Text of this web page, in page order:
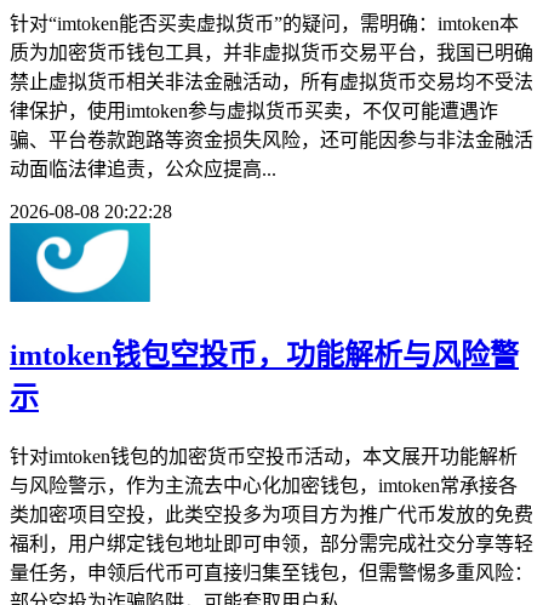
针对“imtoken能否买卖虚拟货币”的疑问，需明确：imtoken本
质为加密货币钱包工具，并非虚拟货币交易平台，我国已明确
禁止虚拟货币相关非法金融活动，所有虚拟货币交易均不受法
律保护，使用imtoken参与虚拟货币买卖，不仅可能遭遇诈
骗、平台卷款跑路等资金损失风险，还可能因参与非法金融活
动面临法律追责，公众应提高...
2026-08-08 20:22:28
imtoken钱包空投币，功能解析与风险警
示
针对imtoken钱包的加密货币空投币活动，本文展开功能解析
与风险警示，作为主流去中心化加密钱包，imtoken常承接各
类加密项目空投，此类空投多为项目方为推广代币发放的免费
福利，用户绑定钱包地址即可申领，部分需完成社交分享等轻
量任务，申领后代币可直接归集至钱包，但需警惕多重风险：